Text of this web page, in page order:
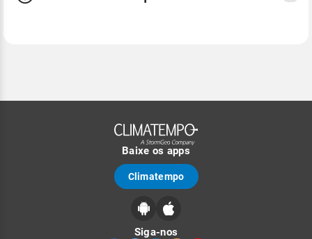
Baixe os apps
Climatempo
Siga-nos